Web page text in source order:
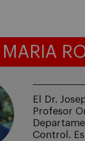
El Dr.
Profesor
Control.